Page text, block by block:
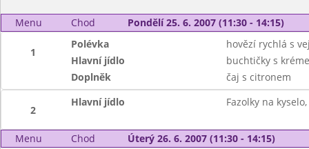
Menu Chod Pondělí 25. 6. 2007 (11:30 - 14:15)
1
Polévka
hovězí rychlá s
Hlavní jídlo
buchtičky s
Doplněk
čaj s citronem
2
Hlavní jídlo Fazolky na
Menu Chod Úterý 26. 6. 2007 (11:30 - 14:15)